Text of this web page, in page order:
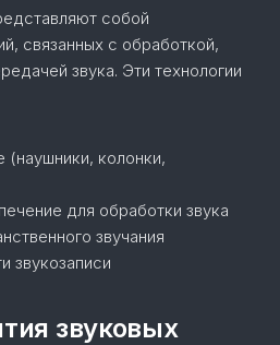
собой
связанных с обработкой,
звука. Эти технологии
(наушники, колонки,
для обработки звука
звучания
звукозаписи
звуковых